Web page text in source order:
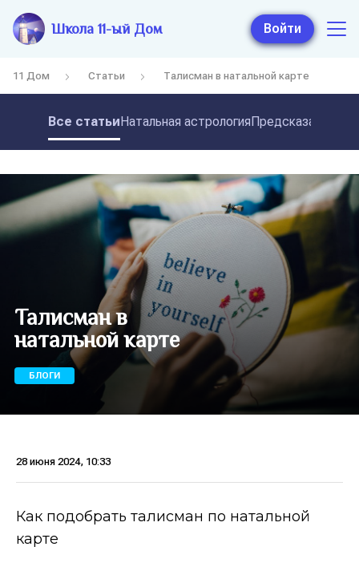
Школа 11-ый Дом Войти
11 Дом Статьи Талисман в натальной карте
Все статьиНатальная астрология
Талисман в
натальной карте
БЛОГИ
28 июня 2024, 10:33
Как подобрать талисман по натальной
карте